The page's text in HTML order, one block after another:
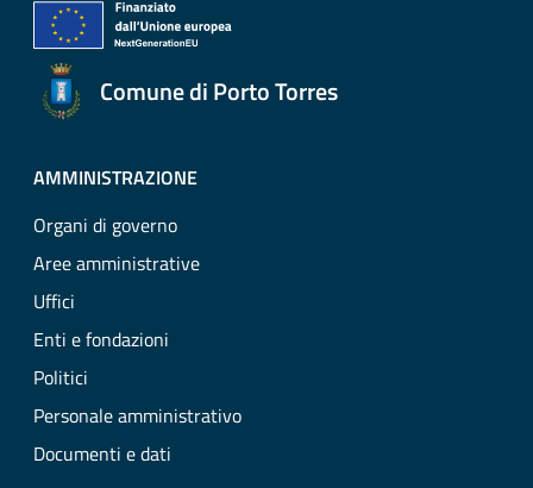
Comune di Porto Torres
AMMINISTRAZIONE
Organi di governo
Aree amministrative
Uffici
Enti e fondazioni
Politici
Personale amministrativo
Documenti e dati